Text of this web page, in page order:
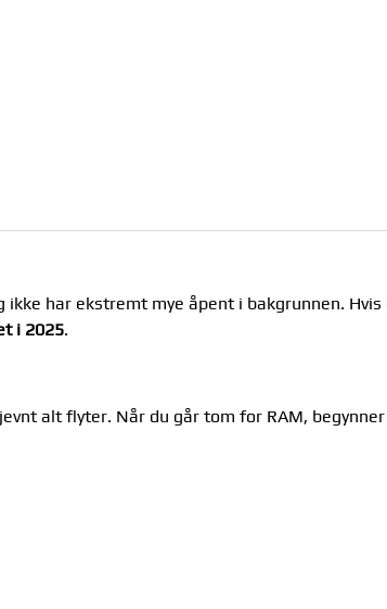
ikke har ekstremt mye åpent i bakgrunnen.
i 2025.
alt flyter. Når du går tom for RAM,